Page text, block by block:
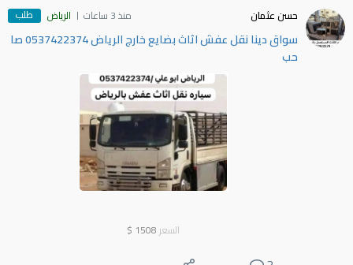
حسن عثمان منذ 3 ساعات الرياض طلب
سواق دينا نقل عفش اثاث بضايع خارج الرياض 0537422374 صا
حب
السعر 1508
$